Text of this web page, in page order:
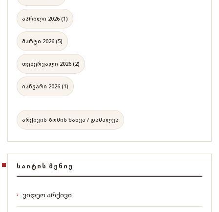
აპრილი 2026 (1)
მარტი 2026 (5)
თებერვალი 2026 (2)
იანვარი 2026 (1)
არქივის ზომის ნახვა / დამალვა
ᲡᲐᲘᲢᲘᲡ ᲛᲔᲜᲘᲣ
ვიდეო არქივი